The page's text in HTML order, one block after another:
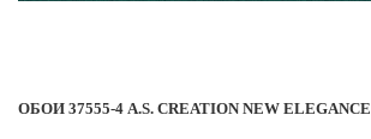
ОБОИ 37555-4 A.S. CREATION NEW ELEGANCE